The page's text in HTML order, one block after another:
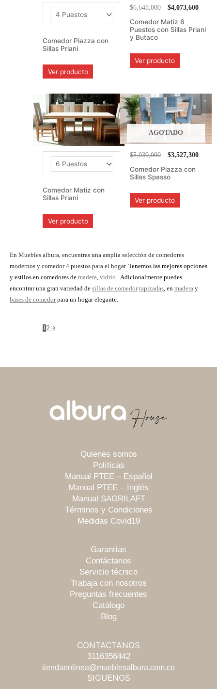
Comedor Piazza con
Sillas Priani
Ver producto
$6,648,000 $4,073,600
Comedor Matiz 6
Puestos con Sillas Priani
y Butaco
Ver producto
Comedor Matiz con
Sillas Priani
Ver producto
AGOTADO
$5,039,000 $3,527,300
Comedor Piazza con
Sillas Spasso
Ver producto
En Muebles albura, encuentras una amplia selección de comedores
modernos y comedor 4 puestos para el hogar. Tenemos las mejores opciones
y estilos en comedores de madera, vidrio. Adicionalmente puedes
encontrar una gran variedad de sillas de comedor tapizadas, en madera y
bases de comedorpara un hogar elegante.
12→
Quienes somos
Políticas
Manual PTEE – Español
Manual PTEE – Inglés
Manual SAGRILAFT
Términos y Condiciones
Medidas Covid19
Garantías
Contáctanos
Servicio técnico
Trabaja con nosotros
Preguntas frecuentes
Catálogo
Blog
CONTACTANOS
3116356442
tiendaenlinea@mueblesalbura.com.co
SIGUENOS